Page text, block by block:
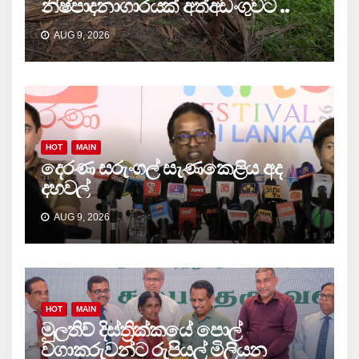
නිෂ්පාදනාගාරයක් අත්අඩංගුවට ..
AUG 9, 2026
HOT MAIN
දෙරණ සරුංගල් සැණකෙළිය අද
දහවල්
AUG 9, 2026
HOT MAIN
මුලතිව් දිස්ත්‍රික්කයේ පොල්
වගාකරුවන්ට රුපියල් මිලියන